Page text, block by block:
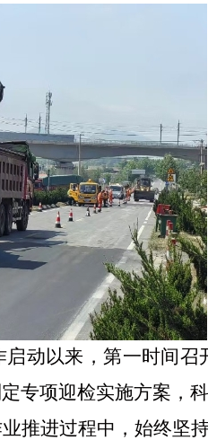
启动以来，第一时间
专项迎检实施方案，
推进过程中，始终坚